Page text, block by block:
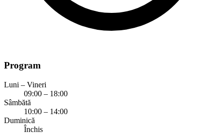
Program
Luni – Vineri
09:00 – 18:00
Sâmbătă
10:00 – 14:00
Duminică
Închis